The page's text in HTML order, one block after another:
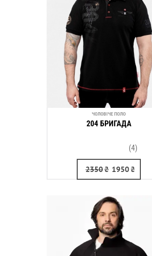
ЧОЛОВІЧЕ ПОЛО
204 БРИГАДА
(4)
2350₴ 1950₴